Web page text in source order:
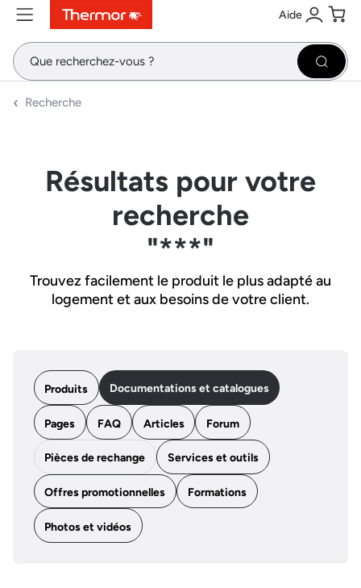
ContenuMenuRecherche Aide
Se
Recherche
Résultats pour votre
recherche
"***"
Trouvez facilement le produit le plus adapté au
logement et aux besoins de votre client.
Produits Documentations et catalogues
Pages FAQ Articles Forum
Pièces de rechange Services et outils
Offres promotionnelles Formations
Photos et vidéos